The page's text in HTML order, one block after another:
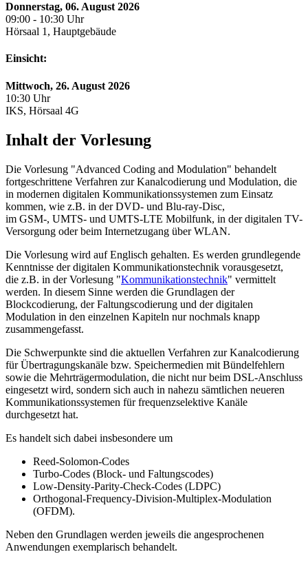
Donnerstag, 06. August 2026
09:00 - 10:30 Uhr
Hörsaal 1, Hauptgebäude
Einsicht:
Mittwoch, 26. August 2026
10:30 Uhr
IKS, Hörsaal 4G
Inhalt der Vorlesung
Die Vorlesung "Advanced Coding and Modulation" behandelt
fortgeschrittene Verfahren zur Kanalcodierung und Modulation, die
in modernen digitalen Kommunikationssystemen zum Einsatz
kommen, wie z.B. in der DVD- und Blu-ray-Disc,
im GSM-, UMTS- und UMTS-LTE Mobilfunk, in der digitalen TV-
Versorgung oder beim Internetzugang über WLAN.
Die Vorlesung wird auf Englisch gehalten. Es werden grundlegende
Kenntnisse der digitalen Kommunikationstechnik vorausgesetzt,
die z.B. in der Vorlesung "Kommunikationstechnik" vermittelt
werden. In diesem Sinne werden die Grundlagen der
Blockcodierung, der Faltungscodierung und der digitalen
Modulation in den einzelnen Kapiteln nur nochmals knapp
zusammengefasst.
Die Schwerpunkte sind die aktuellen Verfahren zur Kanalcodierung
für Übertragungskanäle bzw. Speichermedien mit Bündelfehlern
sowie die Mehrträgermodulation, die nicht nur beim DSL-Anschluss
eingesetzt wird, sondern sich auch in nahezu sämtlichen neueren
Kommunikationssystemen für frequenzselektive Kanäle
durchgesetzt hat.
Es handelt sich dabei insbesondere um
Reed-Solomon-Codes
Turbo-Codes (Block- und Faltungscodes)
Low-Density-Parity-Check-Codes (LDPC)
Orthogonal-Frequency-Division-Multiplex-Modulation
(OFDM).
Neben den Grundlagen werden jeweils die angesprochenen
Anwendungen exemplarisch behandelt.